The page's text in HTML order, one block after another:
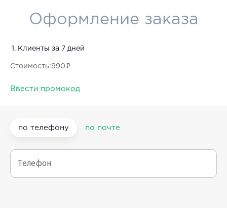
Оформление заказа
Клиенты за 7 дней
Стоимость:990 ₽
Ввести промокод
по телефону по почте
Телефон